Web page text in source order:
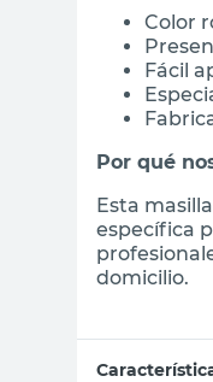
Color
Fácil
Por qué
Esta
específica
domicilio.